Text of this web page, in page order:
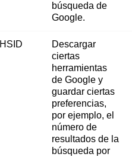
búsqueda de
Google.
HSID
Descargar
ciertas
herramientas
de Google y
guardar ciertas
preferencias,
por ejemplo, el
número de
resultados de la
búsqueda por